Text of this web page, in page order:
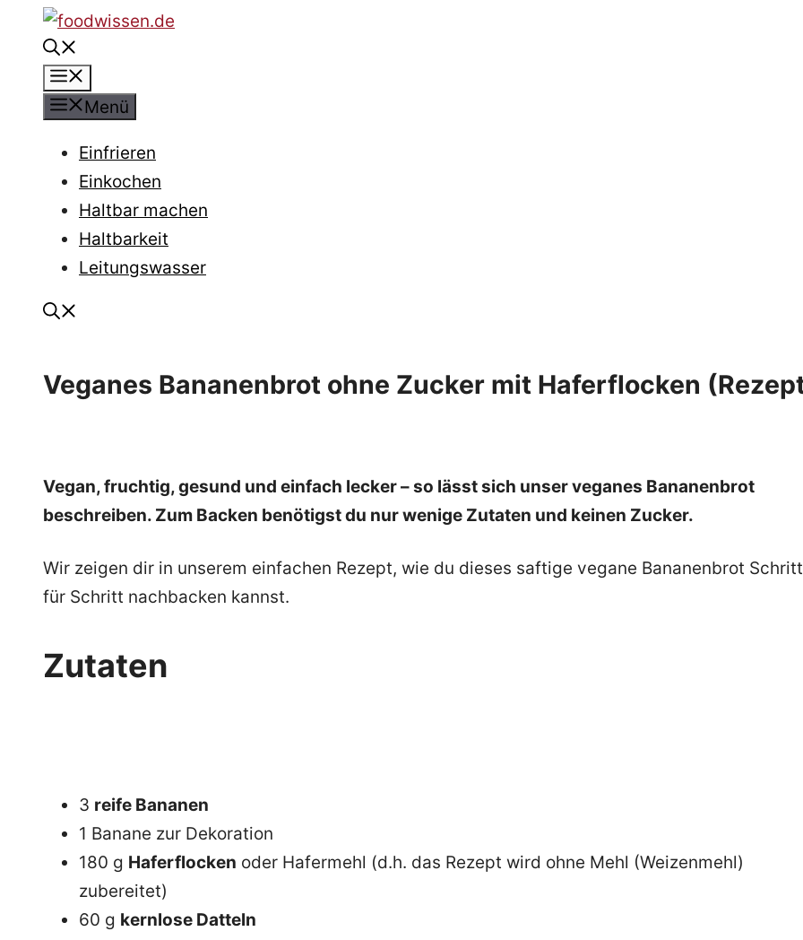
Inhalt
springen
Menü
Einfrieren
Einkochen
Haltbar machen
Haltbarkeit
Leitungswasser
Veganes Bananenbrot ohne Zucker mit Haferflocken
Vegan, fruchtig, gesund und einfach lecker – so lässt sich unser veganes Bananenbrot
beschreiben. Zum Backen benötigst du nur wenige Zutaten und keinen Zucker.
Wir zeigen dir in unserem einfachen Rezept, wie du dieses saftige vegane Bananenbrot Schritt
für Schritt nachbacken kannst.
Zutaten
3 reife Bananen
1 Banane zur Dekoration
180 g Haferflocken oder Hafermehl (d.h. das Rezept wird ohne Mehl (Weizenmehl)
zubereitet)
60 g kernlose Datteln